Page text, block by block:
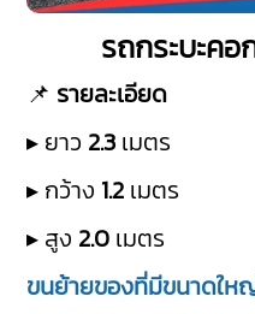
รถกระบะค
📌 รายละเอียด
▸ ยาว 2.3 เมตร
▸ กว้าง 1.2 เมตร
▸ สูง 2.0 เมตร
ขนย้ายของที่มีขนาดให